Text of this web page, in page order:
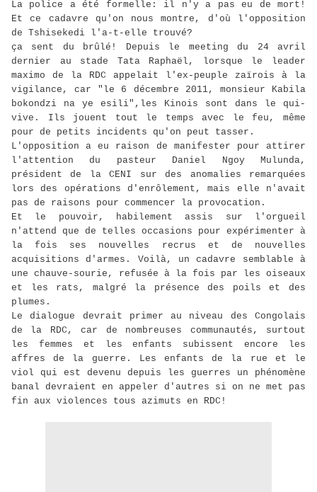
La police a été formelle: il n'y a pas eu de mort!
Et ce cadavre qu'on nous montre, d'où l'opposition
de Tshisekedi l'a-t-elle trouvé?
ça sent du brûlé! Depuis le meeting du 24 avril
dernier au stade Tata Raphaël, lorsque le leader
maximo de la RDC appelait l'ex-peuple zaïrois à la
vigilance, car "le 6 décembre 2011, monsieur Kabila
bokondzi na ye esili",les Kinois sont dans le qui-
vive. Ils jouent tout le temps avec le feu, même
pour de petits incidents qu'on peut tasser.
L'opposition a eu raison de manifester pour attirer
l'attention du pasteur Daniel Ngoy Mulunda,
président de la CENI sur des anomalies remarquées
lors des opérations d'enrôlement, mais elle n'avait
pas de raisons pour commencer la provocation.
Et le pouvoir, habilement assis sur l'orgueil
n'attend que de telles occasions pour expérimenter à
la fois ses nouvelles recrus et de nouvelles
acquisitions d'armes. Voilà, un cadavre semblable à
une chauve-sourie, refusée à la fois par les oiseaux
et les rats, malgré la présence des poils et des
plumes.
Le dialogue devrait primer au niveau des Congolais
de la RDC, car de nombreuses communautés, surtout
les femmes et les enfants subissent encore les
affres de la guerre. Les enfants de la rue et le
viol qui est devenu depuis les guerres un phénomène
banal devraient en appeler d'autres si on ne met pas
fin aux violences tous azimuts en RDC!